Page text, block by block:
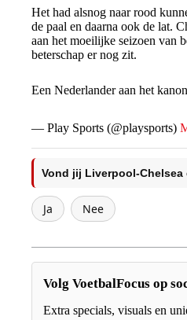
Het had alsnog naar rood
de paal en daarna ook de lat.
aan het moeilijke seizoen van
beterschap er nog zit.
Een Nederlander aan het
— Play Sports (@playsports)
Vond jij Liverpool-Chelsea
Ja Nee
Volg VoetbalFocus op
Extra specials, visuals en